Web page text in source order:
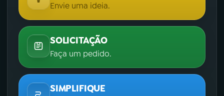
Envie uma ideia.
SOLICITAÇÃO
Faça um pedido.
SIMPLIFIQUE